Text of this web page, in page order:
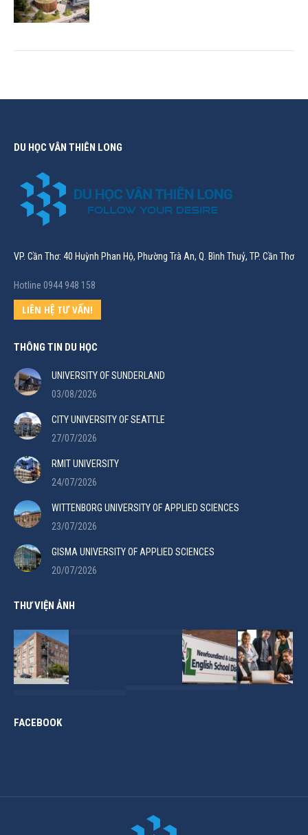
DU HỌC VÂN THIÊN LONG
VP. Cần Thơ: 40 Huỳnh Phan Hộ, Phường Trà An, Q. Bình Thuỷ, TP. Cần Thơ
Hotline 0944 948 158
LIÊN HỆ TƯ VẤN!
THÔNG TIN DU HỌC
UNIVERSITY OF SUNDERLAND
03/08/2026
CITY UNIVERSITY OF SEATTLE
27/07/2026
RMIT UNIVERSITY
24/07/2026
WITTENBORG UNIVERSITY OF APPLIED SCIENCES
23/07/2026
GISMA UNIVERSITY OF APPLIED SCIENCES
20/07/2026
THƯ VIỆN ẢNH
FACEBOOK